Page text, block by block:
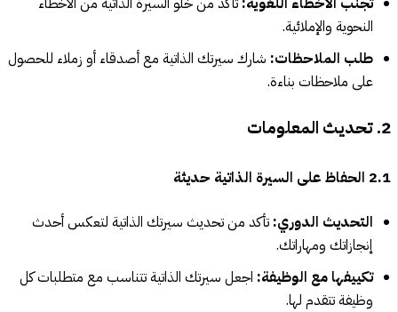
النحوية والإملائية.
طلب الملاحظات: شارك سيرتك الذاتية مع أصدقاء أو زملاء للحصول
على ملاحظات بناءة.
2. تحديث المعلومات
2.1 الحفاظ على السيرة الذاتية حديثة
التحديث الدوري: تأكد من تحديث سيرتك الذاتية لتعكس أحدث
إنجازاتك ومهاراتك.
تكييفها مع الوظيفة: اجعل سيرتك الذاتية تتناسب مع متطلبات كل
وظيفة تتقدم لها.